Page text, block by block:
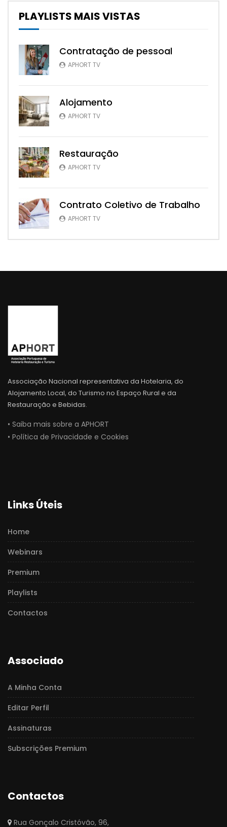
PLAYLISTS MAIS VISTAS
Contratação de pessoal
APHORT TV
Alojamento
APHORT TV
Restauração
APHORT TV
Contrato Coletivo de Trabalho
APHORT TV
Associação Nacional representativa da Hotelaria, do
Alojamento Local, do Turismo no Espaço Rural e da
Restauração e Bebidas.
• Saiba mais sobre a APHORT
• Política de Privacidade e Cookies
Links Úteis
Home
Webinars
Premium
Playlists
Contactos
Associado
A Minha Conta
Editar Perfil
Assinaturas
Subscrições Premium
Contactos
Rua Gonçalo Cristóvão, 96,